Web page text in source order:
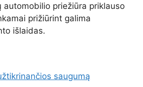
automobilio priežiūra priklauso
prižiūrint galima
išlaidas.
saugumą